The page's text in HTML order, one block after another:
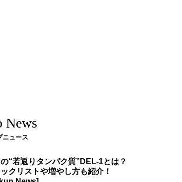
News
ニュース
“若返りタンパク質”DEL-1とは？
クリストや増やし方も紹介！